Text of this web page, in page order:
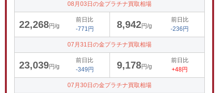
08月03日の金プラチナ買取相場
22,268円/g
前日比
-771円
8,942円/g
前日比
-236円
07月31日の金プラチナ買取相場
23,039円/g
前日比
-349円
9,178円/g
前日比
+48円
07月30日の金プラチナ買取相場